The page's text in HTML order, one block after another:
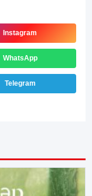
Instagram
WhatsApp
Telegram